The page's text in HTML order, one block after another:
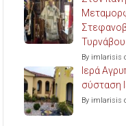
Τυρνάβου
By imlarisis
Ιερά
σύσταση
By imlarisis